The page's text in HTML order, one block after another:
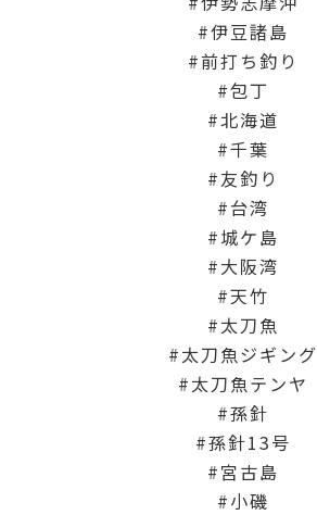
伊豆諸島
前打ち釣り
包丁
北海道
千葉
友釣り
台湾
城ケ島
大阪湾
天竹
太刀魚
太刀魚ジギング
太刀魚テンヤ
孫針
孫針13号
宮古島
小磯